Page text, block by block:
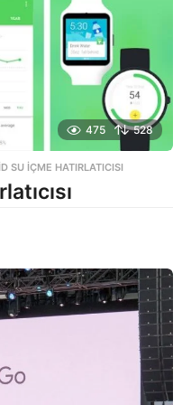
475 528
SU İÇME HATIRLATICISI